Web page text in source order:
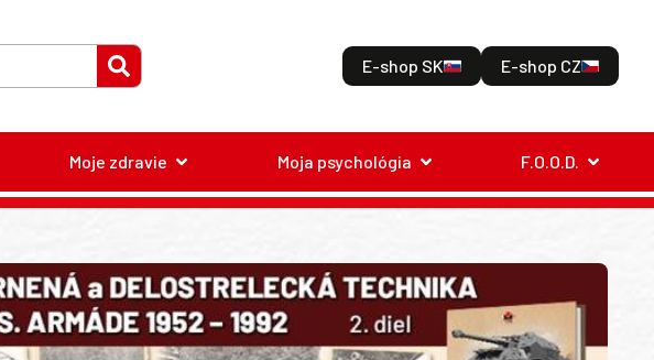
E-shop SK E-shop CZ
Moje zdravie Moja psychológia F.O.O.D.